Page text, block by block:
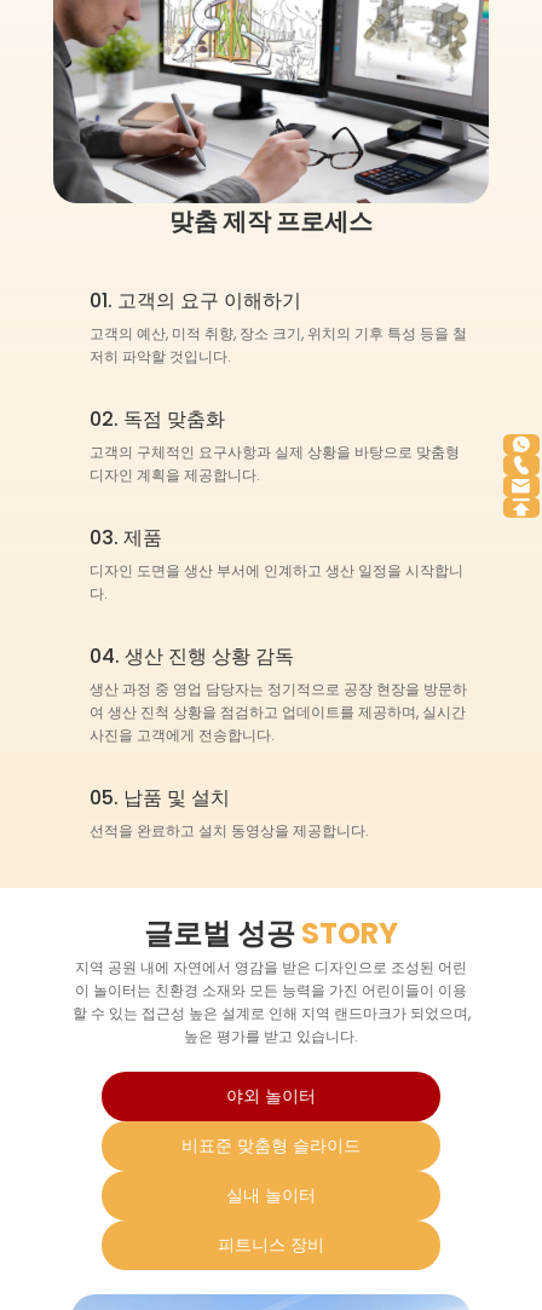
맞춤 제작 프로세스
01. 고객의 요구 이해하기
고객의 예산, 미적 취향, 장소 크기, 위치의 기후 특성 등을 철
저히 파악할 것입니다.
02. 독점 맞춤화
고객의 구체적인 요구사항과 실제 상황을 바탕으로 맞춤형
디자인 계획을 제공합니다.
03. 제품
디자인 도면을 생산 부서에 인계하고 생산 일정을 시작합니
다.
04. 생산 진행 상황 감독
생산 과정 중 영업 담당자는 정기적으로 공장 현장을 방문하
여 생산 진척 상황을 점검하고 업데이트를 제공하며, 실시간
사진을 고객에게 전송합니다.
05. 납품 및 설치
선적을 완료하고 설치 동영상을 제공합니다.
글로벌 성공STORY
지역 공원 내에 자연에서 영감을 받은 디자인으로 조성된 어린
이 놀이터는 친환경 소재와 모든 능력을 가진 어린이들이 이용
할 수 있는 접근성 높은 설계로 인해 지역 랜드마크가 되었으며,
높은 평가를 받고 있습니다.
야외 놀이터
비표준 맞춤형 슬라이드
실내 놀이터
피트니스 장비